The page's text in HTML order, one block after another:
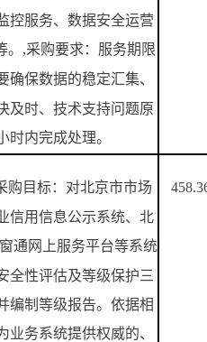
控服务、数据安全运营
,采购要求：服务期限
确保数据的稳定汇集、
及时、技术支持问题原
时内完成处理。
购目标：对北京市市场
信用信息公示系统、北
通网上服务平台等系统
全性评估及等级保护三
编制等级报告。依据相
业务系统提供权威的、